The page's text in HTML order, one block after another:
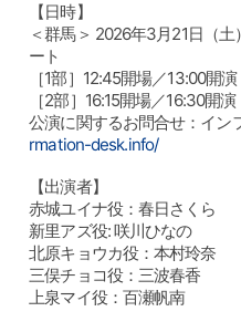
【日時】
＜群馬＞ 2026年3月21日（
ート
［1部］12:45開場／13:00開演
［2部］16:15開場／16:30開演
公演に関するお問合せ：イン
rmation-desk.info/
【出演者】
赤城ユイナ役：春日さくら
新里アズ役: 咲川ひなの
北原キョウカ役：本村玲奈
三俣チョコ役：三波春香
上泉マイ役：百瀬帆南